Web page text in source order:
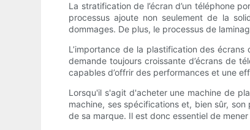
La stratification de l’écran d’un téléphone
processus ajoute non seulement de la
dommages. De plus, le processus de
L’importance de la plastification des
demande toujours croissante d’écrans de
capables d’offrir des performances et une
Lorsqu'il s'agit d'acheter une machine de
machine, ses spécifications et, bien sûr,
de sa marque. Il est donc essentiel de